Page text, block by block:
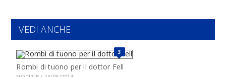
VEDI ANCHE
3
Rombi di tuono per il dottor Fell